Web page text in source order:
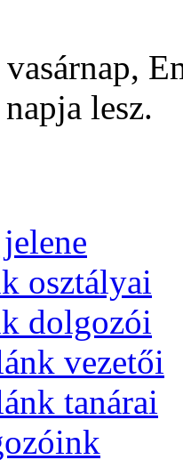
lesz.
osztályai
dolgozói
vezetői
tanárai